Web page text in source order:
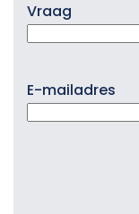
Vraag
E-mailadres